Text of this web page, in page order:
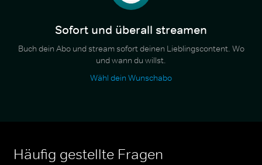
Sofort und überall streamen
Buch dein Abo und stream sofort deinen Lieblingscontent. Wo
und wann du willst.
Wähl dein Wunschabo
Häufig gestellte Fragen